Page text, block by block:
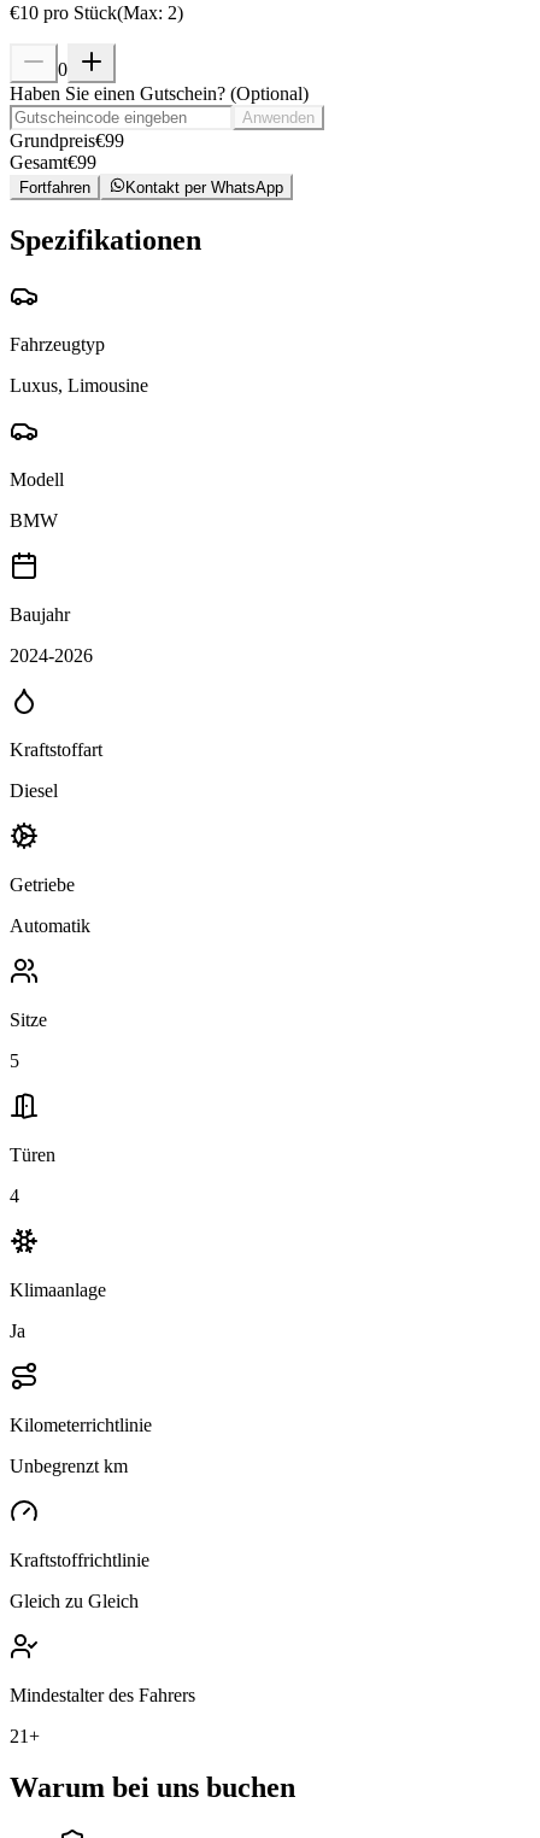
€10 pro Stück(Max: 2)
0
Haben Sie einen Gutschein? (Optional)
Anwenden
Grundpreis€99
Gesamt€99
Fortfahren Kontakt per WhatsApp
Spezifikationen
Fahrzeugtyp
Luxus, Limousine
Modell
BMW
Baujahr
2024-2026
Kraftstoffart
Diesel
Getriebe
Automatik
Sitze
5
Türen
4
Klimaanlage
Ja
Kilometerrichtlinie
Unbegrenzt km
Kraftstoffrichtlinie
Gleich zu Gleich
Mindestalter des Fahrers
21+
Warum bei uns buchen